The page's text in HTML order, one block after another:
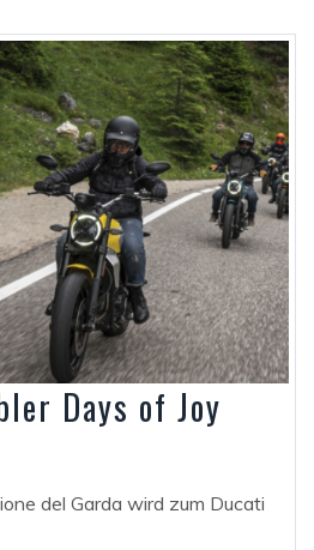
Days of Joy
del Garda wird zum Ducati